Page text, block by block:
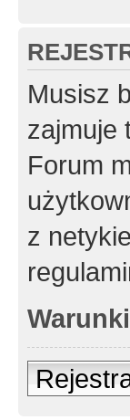
Musisz
zajmuje
Forum
z